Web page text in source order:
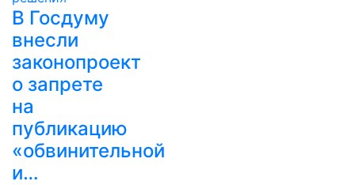
В Госдуму
внесли
законопроект
о запрете
на
публикацию
«обвинительной
и…